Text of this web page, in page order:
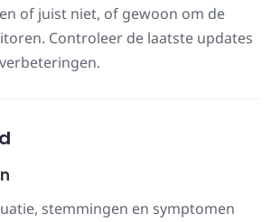
of juist niet, of gewoon om de
Controleer de laatste updates
stemmingen en symptomen